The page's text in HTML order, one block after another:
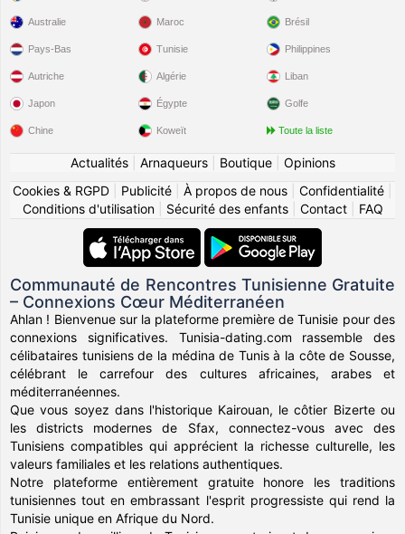
Australie
Pays-Bas
Autriche
Japon
Chine
Maroc
Tunisie
Algérie
Égypte
Koweït
Brésil
Philippines
Liban
Golfe
Toute la liste
Actualités| Arnaqueurs| Boutique| Opinions
Cookies & RGPD
Publicité À propos de nous Confidentialité
Conditions d'utilisation| Sécurité des enfants| Contact| FAQ
Communauté de Rencontres Tunisienne Gratuite
– Connexions Cœur Méditerranéen
Ahlan ! Bienvenue sur la plateforme première de Tunisie pour des
connexions significatives. Tunisia-dating.com rassemble des
célibataires tunisiens de la médina de Tunis à la côte de Sousse,
célébrant le carrefour des cultures africaines, arabes et
méditerranéennes.
Que vous soyez dans l'historique Kairouan, le côtier Bizerte ou
les districts modernes de Sfax, connectez-vous avec des
Tunisiens compatibles qui apprécient la richesse culturelle, les
valeurs familiales et les relations authentiques.
Notre plateforme entièrement gratuite honore les traditions
tunisiennes tout en embrassant l'esprit progressiste qui rend la
Tunisie unique en Afrique du Nord.